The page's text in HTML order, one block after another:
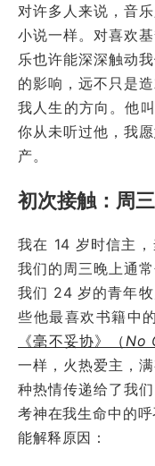
对许多人来说，音
小说一样。对喜欢
乐也许能深深触动
的影响，远不只是
我人生的方向。他
你从未听过他，我
产。
初次接触：周
我在 14 岁时信主，
我们的周三晚上通
我们 24 岁的青年
些他最喜欢书籍中
《毫不妥协》（ No
一样，火热爱主，
种热情传递给了我
考神在我生命中的
能解释原因：